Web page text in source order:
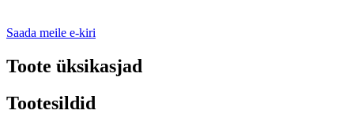
Saada meile e-kiri
Toote üksikasjad
Tootesildid